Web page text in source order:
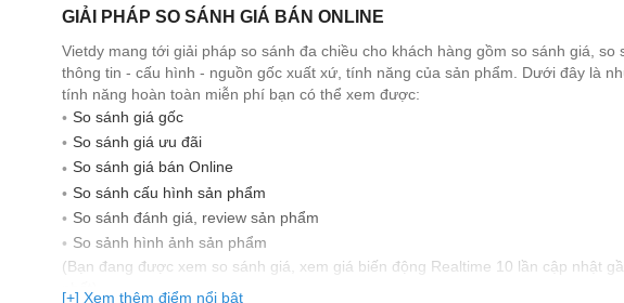
GIẢI PHÁP SO SÁNH GIÁ BÁN ONLINE
Vietdy mang tới giải pháp so sánh đa chiều cho khách hàng gồm so sánh giá, so
thông tin - cấu hình - nguồn gốc xuất xứ, tính năng của sản phẩm. Dưới đây là
tính năng hoàn toàn miễn phí bạn có thể xem được:
So sánh giá gốc
So sánh giá ưu đãi
So sánh giá bán Online
So sánh cấu hình sản phẩm
So sánh đánh giá, review sản phẩm
So sảnh hình ảnh sản phẩm
(Bạn đang được xem so sánh giá, xem giá biến động Realtime 10 lần cập nhật
nhất)
[+] Xem thêm điểm nổi bật